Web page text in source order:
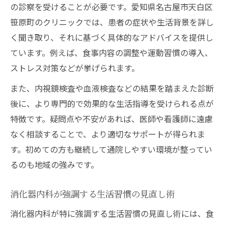
の診察を受けることが必要です。愛知県名古屋市天白区
笹原町のクリニックでは、患者の症状や生活背景を詳し
く聞き取り、それに基づく具体的なアドバイスを提供し
ています。例えば、食事内容の調整や運動習慣の導入、
ストレス対策などが挙げられます。
また、内視鏡検査や血液検査などの結果を踏まえた診断
後に、より専門的で効果的な生活指導を受けられる点が
特徴です。疑問点や不安があれば、医師や看護師に遠慮
なく相談することで、より適切なサポートが得られま
す。初めての方も継続して通院しやすい環境が整ってい
るのも地域の強みです。
消化器内科が強調する生活習慣の見直し術
消化器内科が特に強調する生活習慣の見直し術には、食